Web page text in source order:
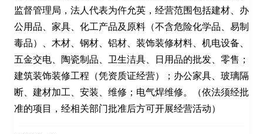
监督管理局，法人代表为仵允英，经营范围包括建材、办
公用品、家具、化工产品及原料（不含危险化学品、易制
毒品）、木材、钢材、铝材、装饰装修材料、机电设备、
五金交电、陶瓷制品、卫生洁具、日用品的批发、零售；
建筑装饰装修工程（凭资质证经营）；办公家具、玻璃隔
断、建材加工、安装、维修；电气焊维修。（依法须经批
准的项目，经相关部门批准后方可开展经营活动）